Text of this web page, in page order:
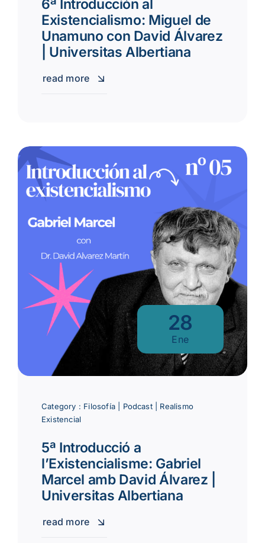
6ª Introducción al
Existencialismo: Miguel de
Unamuno con David Álvarez
| Universitas Albertiana
read more
28
Ene
Category : Filosofía| Podcast| Realismo
Existencial
5ª Introducció a
l’Existencialisme: Gabriel
Marcel amb David Álvarez |
Universitas Albertiana
read more